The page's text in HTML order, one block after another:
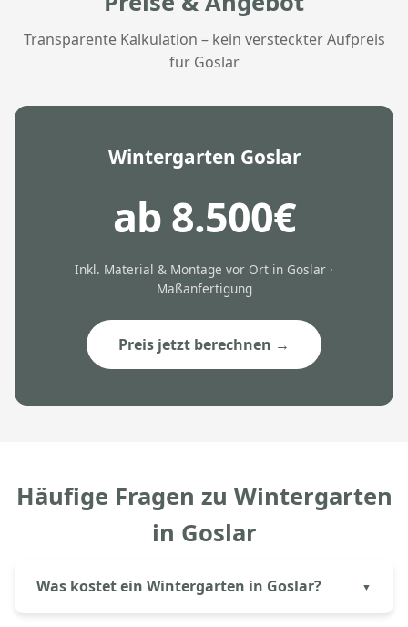
Transparente Kalkulation – kein versteckter Aufpreis
für Goslar
Wintergarten Goslar
ab 8.500€
Inkl. Material & Montage vor Ort in Goslar ·
Maßanfertigung
Preis jetzt berechnen →
Häufige Fragen zu Wintergarten
in Goslar
Was kostet ein Wintergarten in Goslar?